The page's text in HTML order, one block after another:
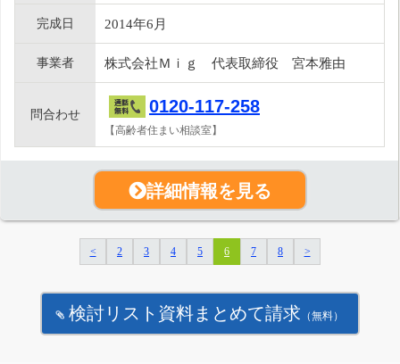
完成日 2014年6月
事業者 株式会社Ｍｉｇ 代表取締役 宮本雅由
問合わせ 0120-117-258
【高齢者住まい相談室】
詳細情報を見る
< 2 3 4 5 6 7 8 >
検討リスト資料まとめて請求 （無料）